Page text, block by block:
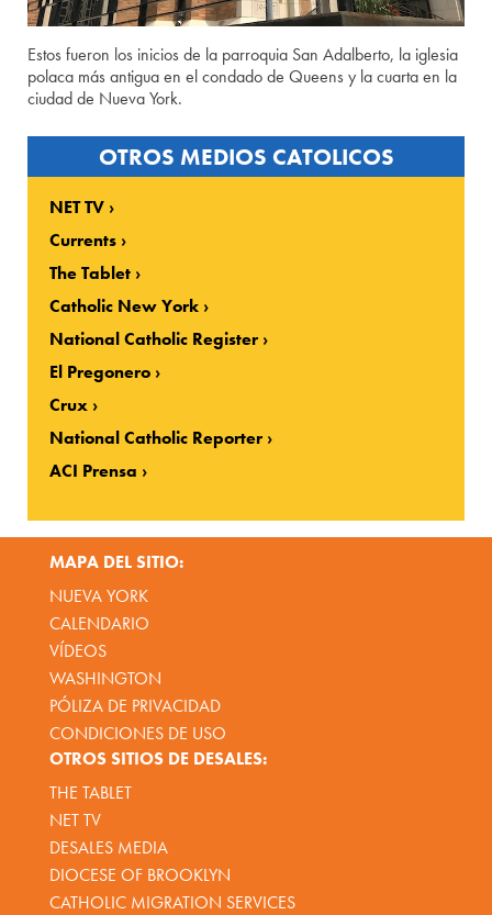
Estos fueron los inicios de la parroquia San Adalberto, la iglesia
polaca más antigua en el condado de Queens y la cuarta en la
ciudad de Nueva York.
OTROS MEDIOS CATOLICOS
NET TV
Currents
The Tablet
Catholic New York
National Catholic Register
El Pregonero
Crux
National Catholic Reporter
ACI Prensa
MAPA DEL SITIO:
NUEVA YORK
CALENDARIO
VÍDEOS
WASHINGTON
PÓLIZA DE PRIVACIDAD
CONDICIONES DE USO
OTROS SITIOS DE DESALES:
THE TABLET
NET TV
DESALES MEDIA
DIOCESE OF BROOKLYN
CATHOLIC MIGRATION SERVICES